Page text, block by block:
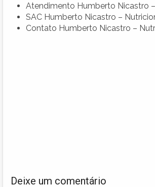
Atendimento Humberto Nicastro
SAC Humberto Nicastro –
Contato Humberto Nicastro –
Deixe um comentário